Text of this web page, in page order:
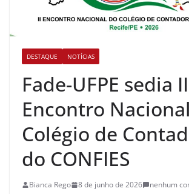
DESTAQUE NOTÍCIAS
Fade-UFPE sedia II
Encontro
Colégio de
do CONFIES
Bianca Rego 8 de junho de 2026 nenhum